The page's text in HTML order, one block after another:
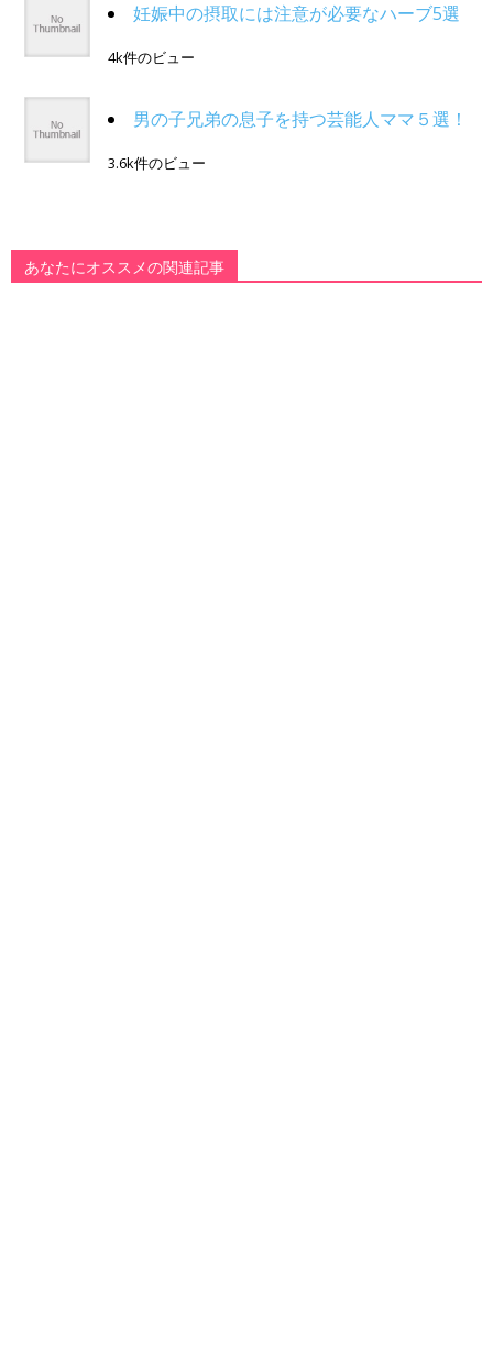
妊娠中の摂取には注意が必要なハーブ5選
4k件のビュー
男の子兄弟の息子を持つ芸能人ママ５選！
3.6k件のビュー
あなたにオススメの関連記事